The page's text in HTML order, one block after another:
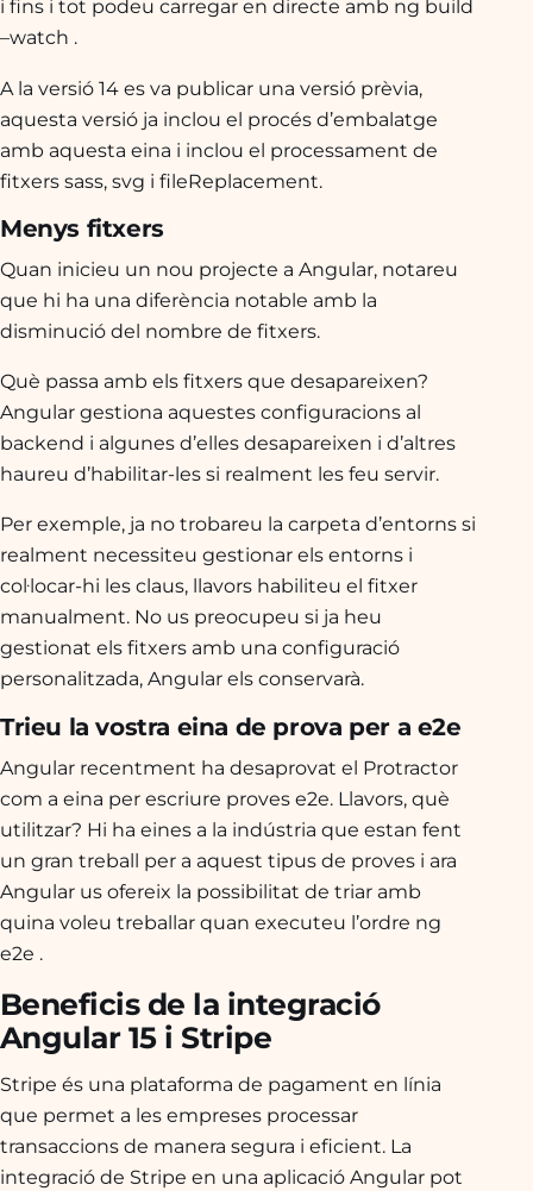
i fins i tot podeu carregar en directe amb ng build
–watch .
A la versió 14 es va publicar una versió prèvia,
aquesta versió ja inclou el procés d’embalatge
amb aquesta eina i inclou el processament de
fitxers sass, svg i fileReplacement.
Menys fitxers
Quan inicieu un nou projecte a Angular, notareu
que hi ha una diferència notable amb la
disminució del nombre de fitxers.
Què passa amb els fitxers que desapareixen?
Angular gestiona aquestes configuracions al
backend i algunes d’elles desapareixen i d’altres
haureu d’habilitar-les si realment les feu servir.
Per exemple, ja no trobareu la carpeta d’entorns si
realment necessiteu gestionar els entorns i
col·locar-hi les claus, llavors habiliteu el fitxer
manualment. No us preocupeu si ja heu
gestionat els fitxers amb una configuració
personalitzada, Angular els conservarà.
Trieu la vostra eina de prova per a e2e
Angular recentment ha desaprovat el Protractor
com a eina per escriure proves e2e. Llavors, què
utilitzar? Hi ha eines a la indústria que estan fent
un gran treball per a aquest tipus de proves i ara
Angular us ofereix la possibilitat de triar amb
quina voleu treballar quan executeu l’ordre ng
e2e .
Beneficis de la integració
Angular 15 i Stripe
Stripe és una plataforma de pagament en línia
que permet a les empreses processar
transaccions de manera segura i eficient. La
integració de Stripe en una aplicació Angular pot